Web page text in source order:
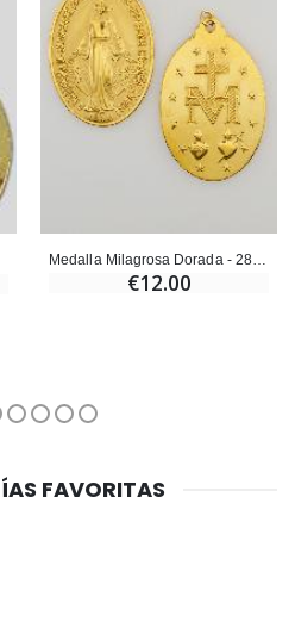
Medalla Milagrosa Dorada - 28 mm
€12.00
FAVORITAS